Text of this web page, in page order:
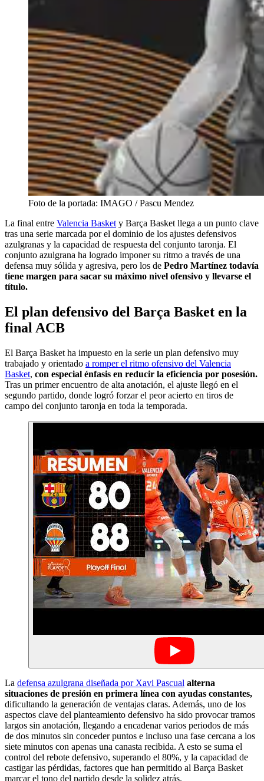
Foto de la portada: IMAGO / Pascu Mendez
La final entre Valencia Basket y Barça Basket llega a un punto clave
tras una serie marcada por el dominio de los ajustes defensivos
azulgranas y la capacidad de respuesta del conjunto taronja. El
conjunto azulgrana ha logrado imponer su ritmo a través de una
defensa muy sólida y agresiva, pero los de Pedro Martínez todavía
tiene margen para sacar su máximo nivel ofensivo y llevarse el
título.
El plan defensivo del Barça Basket en la
final ACB
El Barça Basket ha impuesto en la serie un plan defensivo muy
trabajado y orientado a romper el ritmo ofensivo del Valencia
Basket, con especial énfasis en reducir la eficiencia por posesión.
Tras un primer encuentro de alta anotación, el ajuste llegó en el
segundo partido, donde logró forzar el peor acierto en tiros de
campo del conjunto taronja en toda la temporada.
La defensa azulgrana diseñada por Xavi Pascual alterna
situaciones de presión en primera línea con ayudas constantes,
dificultando la generación de ventajas claras. Además, uno de los
aspectos clave del planteamiento defensivo ha sido provocar tramos
largos sin anotación, llegando a encadenar varios periodos de más
de dos minutos sin conceder puntos e incluso una fase cercana a los
siete minutos con apenas una canasta recibida. A esto se suma el
control del rebote defensivo, superando el 80%, y la capacidad de
castigar las pérdidas, factores que han permitido al Barça Basket
marcar el tono del partido desde la solidez atrás.